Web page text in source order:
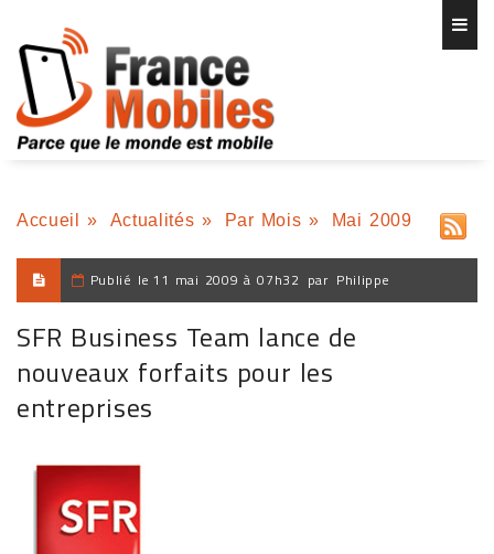
Accueil » Actualités » Par Mois » Mai 2009
Publié le 11 mai 2009 à 07h32 par Philippe
SFR Business Team lance de
nouveaux forfaits pour les
entreprises